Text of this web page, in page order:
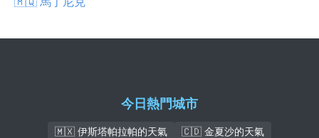
今日熱門城市
🇲🇽 伊斯塔帕拉帕的天氣
🇨🇩 金夏沙的天氣